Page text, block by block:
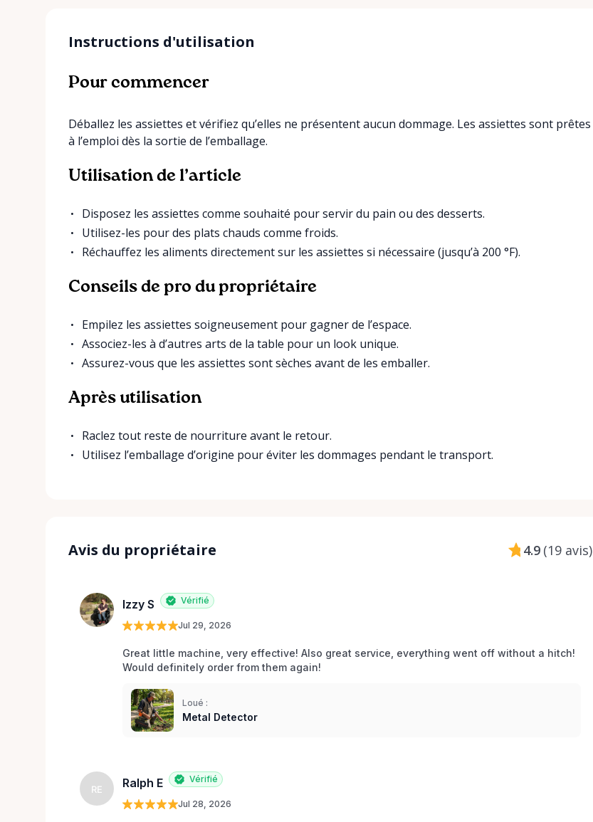
Instructions d'utilisation
Pour commencer
Déballez les assiettes et vérifiez qu’elles ne présentent aucun dommage. Les assiettes sont prêtes
à l’emploi dès la sortie de l’emballage.
Utilisation de l’article
Disposez les assiettes comme souhaité pour servir du pain ou des desserts.
Utilisez-les pour des plats chauds comme froids.
Réchauffez les aliments directement sur les assiettes si nécessaire (jusqu’à 200 °F).
Conseils de pro du propriétaire
Empilez les assiettes soigneusement pour gagner de l’espace.
Associez-les à d’autres arts de la table pour un look unique.
Assurez-vous que les assiettes sont sèches avant de les emballer.
Après utilisation
Raclez tout reste de nourriture avant le retour.
Utilisez l’emballage d’origine pour éviter les dommages pendant le transport.
Avis du propriétaire 4.9 (19 avis)
Izzy S Vérifié
Jul 29, 2026
Great little machine, very effective! Also great service, everything went off without a hitch!
Would definitely order from them again!
Loué :
Metal Detector
RE Ralph E Vérifié
Jul 28, 2026